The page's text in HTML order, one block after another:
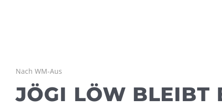
Nach WM-Aus
JÖGI LÖW BLEIBT